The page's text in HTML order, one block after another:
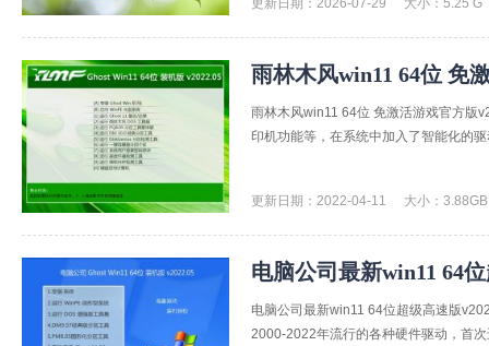
更新日期：2026-07-29 大小：5.25 G
雨林木风win11 64位 免
雨林木风win11 64位 免激活游戏官方版
印机功能等，在系统中加入了智能化的
更新日期：2022-04-11 大小：3.88GB
电脑公司最新win11 64
电脑公司最新win11 64位超级高速版
2000-2022年流行的各种硬件驱动，首